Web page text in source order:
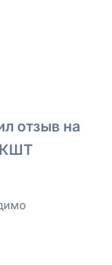
отзыв на
КШТ